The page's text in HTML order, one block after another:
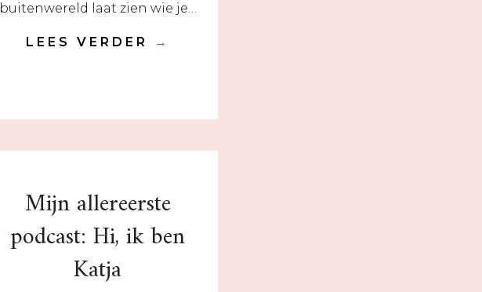
buitenwereld laat zien wie je…
LEES VERDER →
Mijn allereerste
podcast: Hi, ik ben
Katja